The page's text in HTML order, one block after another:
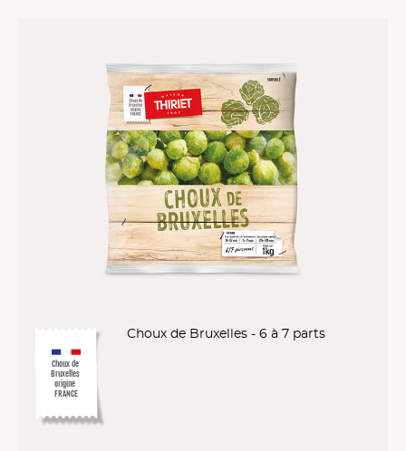
Choux de
Bruxelles
origine
FRANCE
Choux de Bruxelles - 6 à 7 parts